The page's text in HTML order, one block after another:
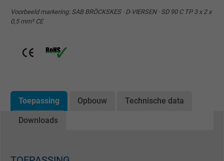
Voorbeeld markering: SAB BRÖCKSKES · D-VIERSEN · SD 90 C TP 3 x 2 x
0,5 mm² CE
Toepassing Opbouw Technische data
Downloads